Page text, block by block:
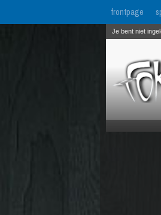
frontpage
Je bent niet